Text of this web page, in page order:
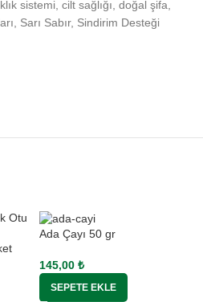
sistemi cilt sağlığı doğal şifa
Sarı Sabır, Sindirim Desteği
Ada Çayı 50 gr
145,00 ₺
SEPETE EKLE